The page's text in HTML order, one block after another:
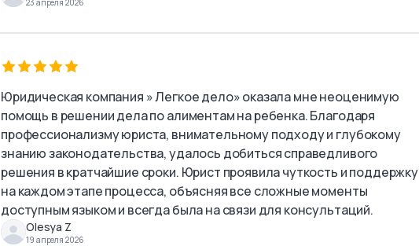
23 апреля 2026
Юридическая компания » Легкое дело» оказала мне неоценимую
помощь в решении дела по алиментам на ребенка. Благодаря
профессионализму юриста, внимательному подходу и глубокому
знанию законодательства, удалось добиться справедливого
решения в кратчайшие сроки. Юрист проявила чуткость и поддержку
на каждом этапе процесса, объясняя все сложные моменты
доступным языком и всегда была на связи для консультаций.
Olesya Z
19 апреля 2026